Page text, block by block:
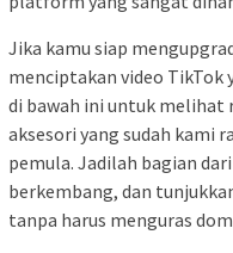
Jika kamu siap
menciptakan video
di bawah ini untuk melihat
aksesori yang sudah kami
pemula. Jadilah bagian
berkembang, dan
tanpa harus menguras